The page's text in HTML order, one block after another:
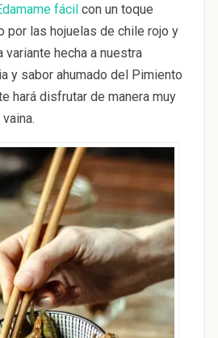
fácilcon un toque
por las hojuelas de chile rojo y
variante hecha a nuestra
y sabor ahumado del Pimiento
hará disfrutar de manera muy